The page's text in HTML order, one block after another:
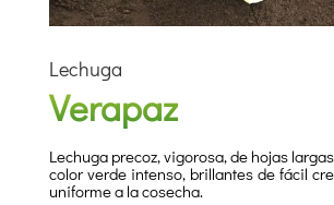
Lechuga
Verapaz
Lechuga precoz, vigorosa, de hojas
color verde intenso, brillantes de fácil
uniforme a la cosecha.